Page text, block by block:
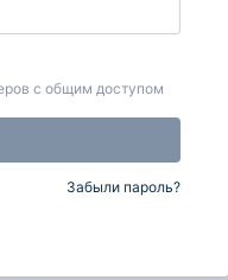
с общим доступом
Забыли пароль?